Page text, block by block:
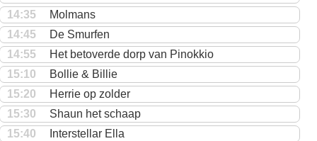
14:35
Molmans
14:45
De Smurfen
14:55
Het betoverde dorp van Pinokkio
15:10
Bollie & Billie
15:20
Herrie op zolder
15:30
Shaun het schaap
15:40
Interstellar Ella